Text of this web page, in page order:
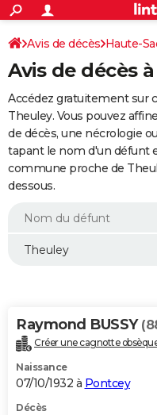
ACTUALITÉS
Politique
Société
Faits Divers
Education
Monde
Villes
+
SPORT
Coupe du monde 2026
Football
Tennis
Cyclisme
Rugby
Forum
Programme TV
TNT
Streaming
Cinéma
Sorties cinéma
Musique
+
FINANCE
Retraite
Epargne
Immobilier
Risques naturels par ville
Assurance
AUTO
Essais
Réserver un essai
Citadines
Berlines
SUV
Forum auto
+
HIGH-TECH
BRICOLAGE
WEEK-END
Alimentation
Guide de la santé
Maladies
Médicaments
Sommeil
VOYAGE
Destinations
City break
Voyage nature
Voyage de noces
Forum
Climat
+PHOTO
GUIDES D'ACHAT
Avis de décès Haute-
Avis de décès
Accédez gratuitement sur
Theuley. Vous pouvez
de décès, une nécrologie
tapant le nom d'un défunt
commune proche de
dessous.
Raymond BUSSY
Créer une cagnotte
Naissance
07/10/1932 à Pontcey
Décès